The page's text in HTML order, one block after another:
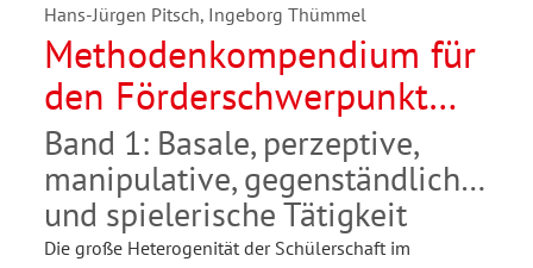
Hans-Jürgen Pitsch, Ingeborg Thümmel
Methodenkompendium für
den Förderschwerpunkt
geistige Entwicklung
Band 1: Basale, perzeptive,
manipulative, gegenständliche
und spielerische Tätigkeit
Die große Heterogenität der Schülerschaft im